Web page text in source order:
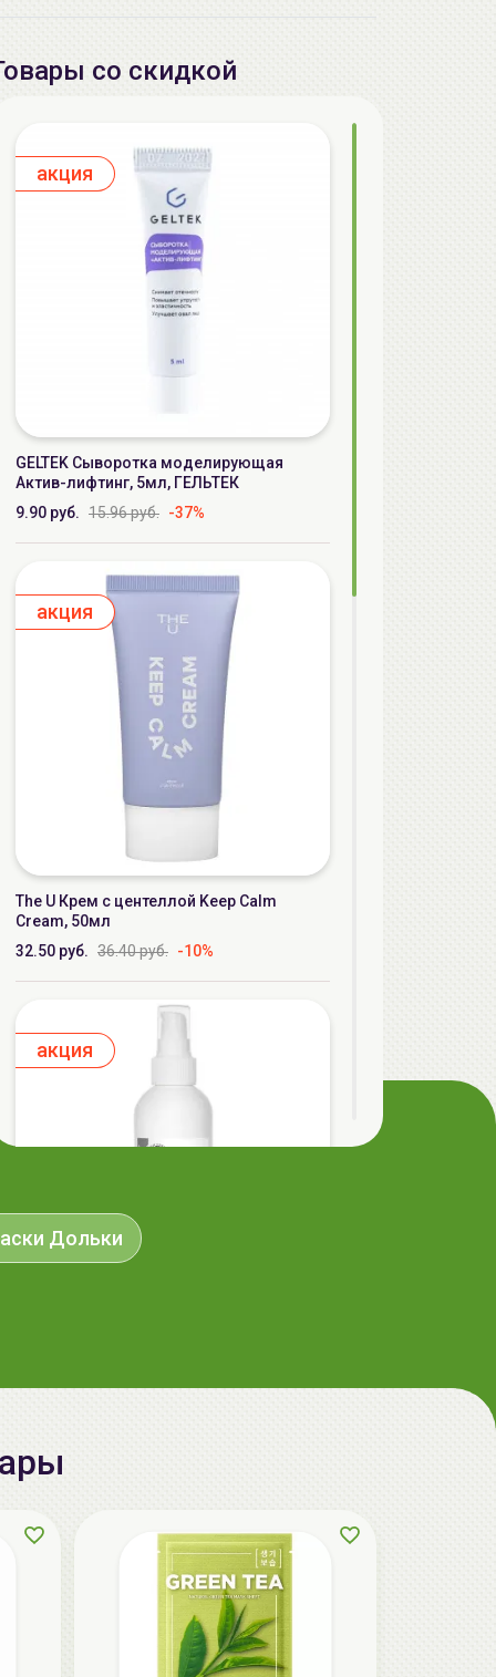
со скидкой
aкция
GELTEK Сыворотка моделирующая
Актив-лифтинг, 5мл, ГЕЛЬТЕК
9.90 руб. 15.96 руб. -37%
aкция
The U Крем с центеллой Keep Calm
Cream, 50мл
32.50 руб. 36.40 руб. -10%
aкция
59.00 руб. 124.98 руб. -52%
Дольки